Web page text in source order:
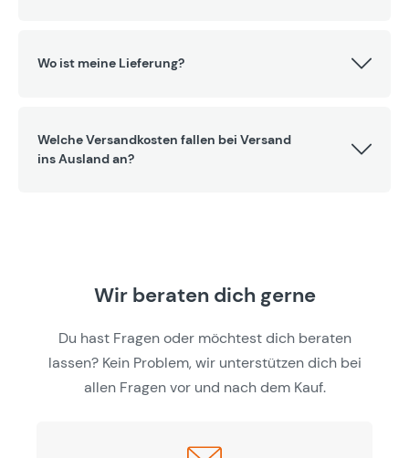
Wo ist meine Lieferung?
Welche Versandkosten fallen bei Versand
ins Ausland an?
Wir beraten dich gerne
Du hast Fragen oder möchtest dich beraten
lassen? Kein Problem, wir unterstützen dich bei
allen Fragen vor und nach dem Kauf.